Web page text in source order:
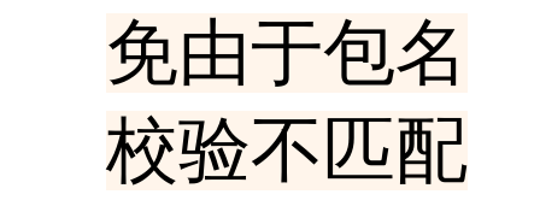
免由于包名
校验不匹配